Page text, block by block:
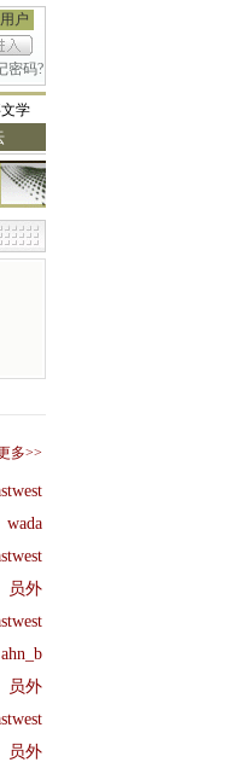
户
密码?
学
多>>
wada
员外
ahn_b
员外
员外